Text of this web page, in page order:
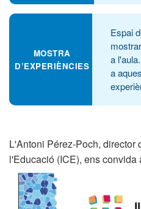
MOSTRA
D’EXPERIÈNCIES
Espai
a
a
L'Antoni Pérez-Poch,
l'Educació (ICE), ens convida